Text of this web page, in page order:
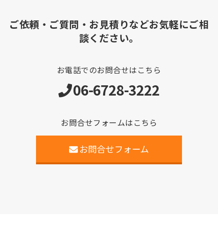
ご依頼・ご質問・お見積りなどお気軽にご相
談ください。
お電話でのお問合せはこちら
06-6728-3222
お問合せフォームはこちら
お問合せフォーム